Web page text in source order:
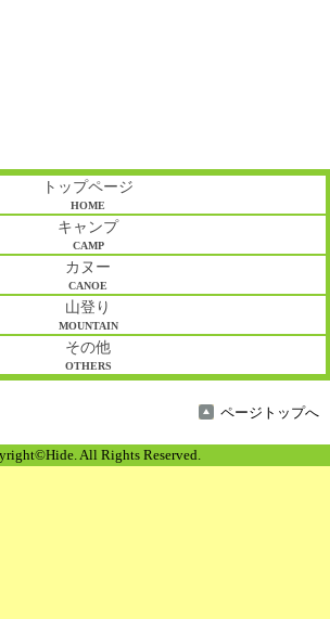
トップページ
HOME
キャンプ
CAMP
カヌー
CANOE
山登り
MOUNTAIN
その他
OTHERS
ページトップへ
All Rights Reserved.